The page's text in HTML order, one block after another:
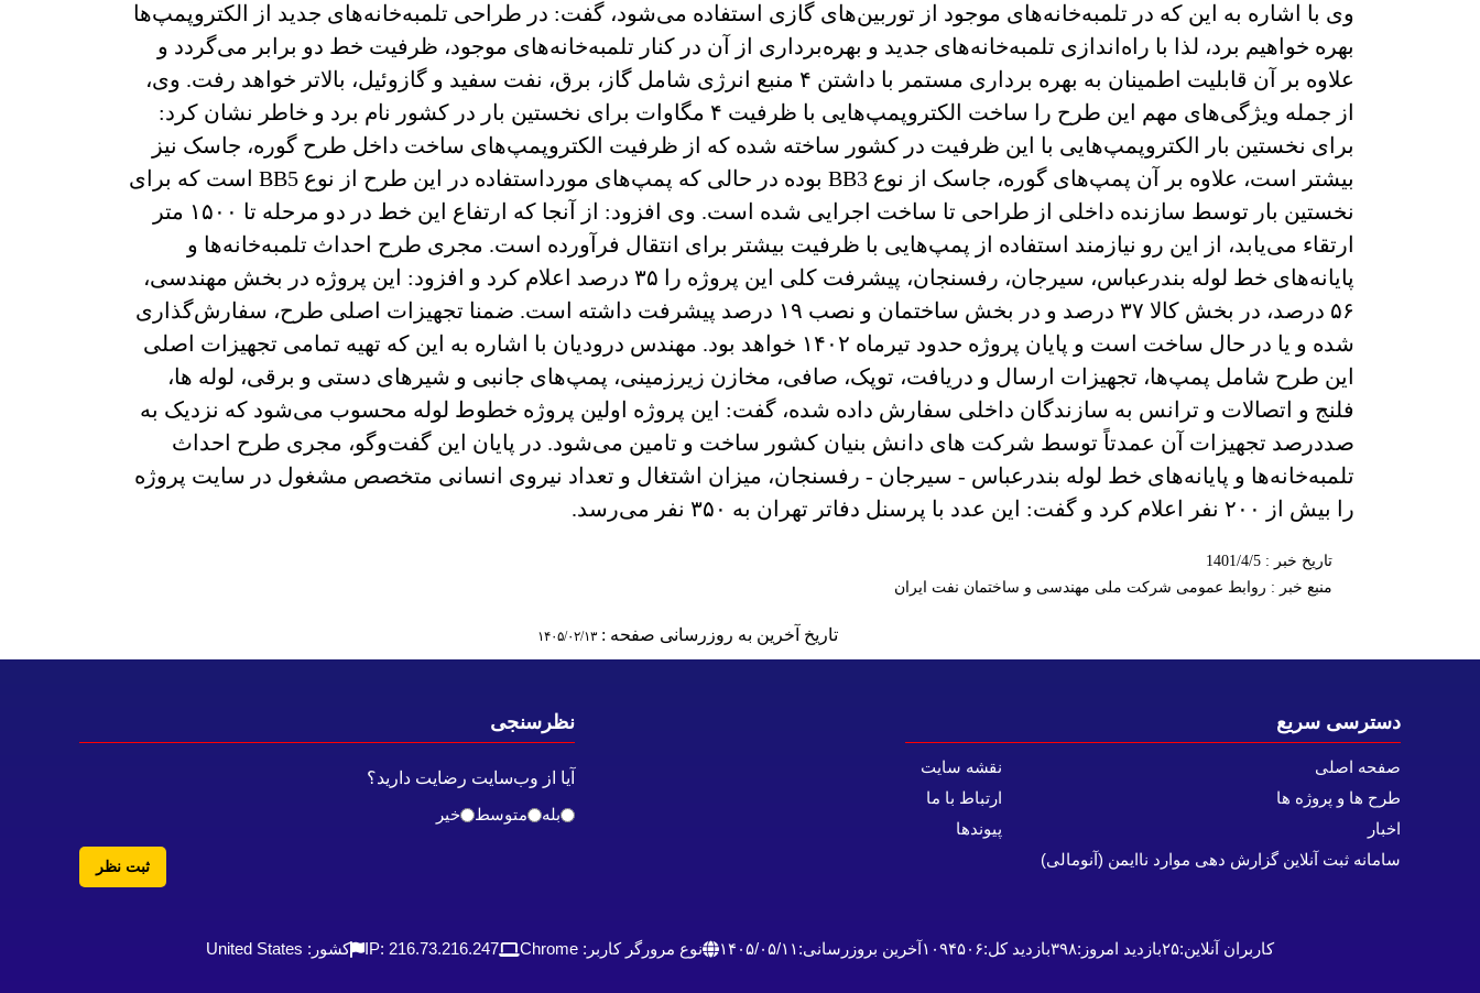
وی با اشاره به این که در تلمبه‌خانه‌های موجود از توربین‌های گازی استفاده می‌شود، گفت: در طراحی تلمبه‌خانه‌های جدید از الکتروپمپ‌ها
بهره خواهیم برد، لذا با راه‌اندازی تلمبه‌خانه‌های جدید و بهره‌برداری از آن در کنار تلمبه‌خانه‌های موجود، ظرفیت خط دو برابر می‌گردد و
علاوه بر آن قابلیت اطمینان به بهره برداری مستمر با داشتن ۴ منبع انرژی شامل گاز، برق، نفت سفید و گازوئیل، بالاتر خواهد رفت. وی،
از جمله ویژگی‌های مهم این طرح را ساخت الکتروپمپ‌هایی با ظرفیت ۴ مگاوات برای نخستین بار در کشور نام برد و خاطر نشان کرد:
برای نخستین بار الکتروپمپ‌هایی با این ظرفیت در کشور ساخته شده که از ظرفیت الکتروپمپ‌های ساخت داخل طرح گوره، جاسک نیز
بیشتر است، علاوه بر آن پمپ‌های گوره، جاسک از نوع BB3 بوده در حالی که پمپ‌های مورداستفاده در این طرح از نوع BB5 است که برای
نخستین بار توسط سازنده داخلی از طراحی تا ساخت اجرایی شده است. وی افزود: از آنجا که ارتفاع این خط در دو مرحله تا ۱۵۰۰ متر
ارتقاء می‌یابد، از این رو نیازمند استفاده از پمپ‌هایی با ظرفیت بیشتر برای انتقال فرآورده است. مجری طرح احداث تلمبه‌خانه‌ها و
پایانه‌های خط لوله بندرعباس، سیرجان، رفسنجان، پیشرفت کلی این پروژه را ۳۵ درصد اعلام کرد و افزود: این پروژه در بخش مهندسی،
۵۶ درصد، در بخش کالا ۳۷ درصد و در بخش ساختمان و نصب ۱۹ درصد پیشرفت داشته است. ضمنا تجهیزات اصلی طرح، سفارش‌گذاری
شده و یا در حال ساخت است و پایان پروژه حدود تیرماه ۱۴۰۲ خواهد بود. مهندس درودیان با اشاره به این که تهیه تمامی تجهیزات اصلی
این طرح شامل پمپ‌ها، تجهیزات ارسال و دریافت، توپک، صافی، مخازن زیرزمینی، پمپ‌های جانبی و شیرهای دستی و برقی، لوله ها،
فلنج و اتصالات و ترانس به سازندگان داخلی سفارش‌ داده شده، گفت: این پروژه اولین پروژه خطوط لوله محسوب می‌شود که نزدیک به
صددرصد تجهیزات آن عمدتاً توسط شرکت های دانش بنیان کشور ساخت و تامین می‌شود. در پایان این گفت‌وگو، مجری طرح احداث
تلمبه‌خانه‌ها و پایانه‌های خط لوله بندرعباس - سیرجان - رفسنجان، میزان اشتغال و تعداد نیروی انسانی متخصص مشغول در سایت پروژه
را بیش از ۲۰۰ نفر اعلام کرد و گفت: این عدد با پرسنل دفاتر تهران به ۳۵۰ نفر می‌رسد.
تاریخ خبر : 1401/4/5
منبع خبر : روابط عمومی شرکت ملی مهندسی و ساختمان نفت ایران
تاریخ آخرین به روزرسانی صفحه : ۱۴۰۵/۰۲/۱۳
دسترسی سریع
صفحه اصلی
طرح ها و پروژه ها
اخبار
سامانه ثبت آنلاین گزارش دهی موارد ناایمن (آنومالی)
نقشه سایت
ارتباط با ما
پیوندها
نظرسنجی
آیا از وب‌سایت رضایت دارید؟
بله
متوسط خیر
ثبت نظر
کاربران آنلاین:۲۵بازدید امروز:۳۹۸بازدید کل:۱۰۹۴۵۰۶آخرین بروزرسانی:۱۴۰۵/۰۵/۱۱ نوع مرورگر کاربر: Chrome IP: 216.73.216.247 کشور: United States